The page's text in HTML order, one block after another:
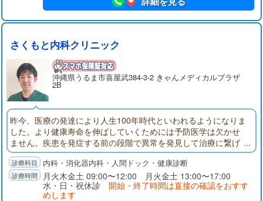
さくもと内科クリニック
沖縄県うるま市喜屋武384-3-2 きゃんメディカルプラザ
2B
昨今、医療の発達により人生100年時代といわれるようになりま
した。より健康寿命を伸ばしていくためには予防医学は欠かせ
ません。疾患を発症する前の段階で異常を発見して治療に繋げ
ていくこと、科学的に根拠のある治療を早い段階からコツコツ
と続けていくことが重要です。内科全般をみることはもちろん
のこと、内視鏡検査による早期発見やポリープ切除、健診にも
力を入れていきたいと考えております。よろしくお願いしま
内科・消化器内科・人間ドック・健康診断
月火木金土 09:00〜12:00 月火金土 13:00〜17:00
水・日・祝休診 開始・終了時間は直接の確認をおすす
めします